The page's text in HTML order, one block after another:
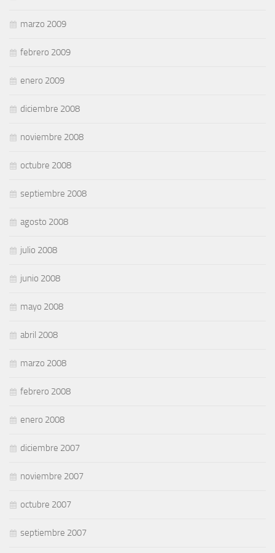
marzo 2009
febrero 2009
enero 2009
diciembre 2008
noviembre 2008
octubre 2008
septiembre 2008
agosto 2008
julio 2008
junio 2008
mayo 2008
abril 2008
marzo 2008
febrero 2008
enero 2008
diciembre 2007
noviembre 2007
octubre 2007
septiembre 2007